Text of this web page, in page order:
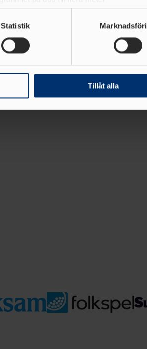
preferenser i
detaljsektionen. Du kan
och annan information från
Dessa kan i sin tur kombinera
när du har använt deras tjänster.
Statistik
Tillåt alla